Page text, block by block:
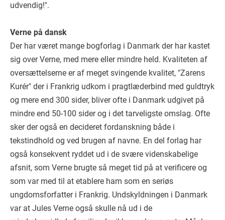
udvendig!".
Verne på dansk
Der har været mange bogforlag i Danmark der har kastet
sig over Verne, med mere eller mindre held. Kvaliteten af
oversættelserne er af meget svingende kvalitet, "Zarens
Kurér" der i Frankrig udkom i pragtlæderbind med guldtryk
og mere end 300 sider, bliver ofte i Danmark udgivet på
mindre end 50-100 sider og i det tarveligste omslag. Ofte
sker der også en decideret fordanskning både i
tekstindhold og ved brugen af navne. En del forlag har
også konsekvent ryddet ud i de svære videnskabelige
afsnit, som Verne brugte så meget tid på at verificere og
som var med til at etablere ham som en seriøs
ungdomsforfatter i Frankrig. Undskyldningen i Danmark
var at Jules Verne også skulle nå ud i de